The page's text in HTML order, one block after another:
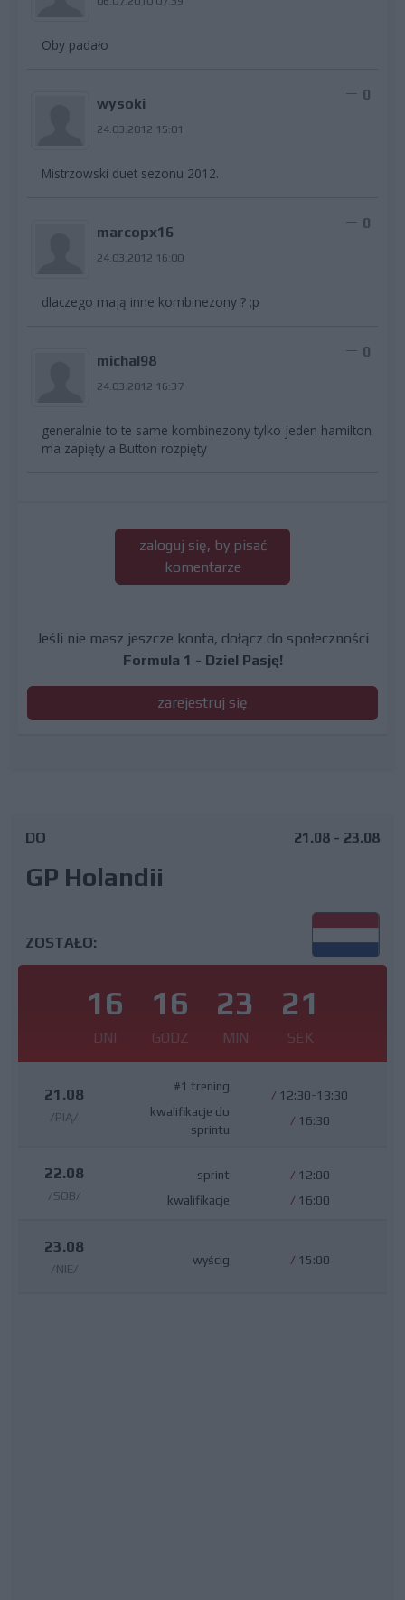
Oby padało
wysoki
24.03.2012 15:01
0
Mistrzowski duet sezonu 2012.
marcopx16
24.03.2012 16:00
0
dlaczego mają inne kombinezony ? ;p
michal98
24.03.2012 16:37
0
generalnie to te same kombinezony tylko jeden hamilton
ma zapięty a Button rozpięty
zaloguj się, by pisać
komentarze
Jeśli nie masz jeszcze konta, dołącz do społeczności
Formula 1 - Dziel Pasję!
zarejestruj się
DO
GP Holandii
21.08 - 23.08
ZOSTAŁO:
16
DNI
16
GODZ
23
MIN
20
SEK
21.08
/PIĄ/
#1 trening
kwalifikacje do
sprintu
/ 12:30-13:30
/ 16:30
22.08
/SOB/
sprint
kwalifikacje
/ 12:00
/ 16:00
23.08
/NIE/
wyścig / 15:00